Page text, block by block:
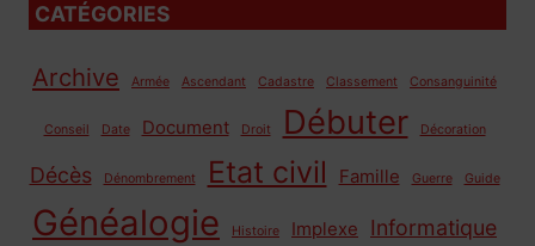
CATÉGORIES
Archive Armée Ascendant Cadastre Classement Consanguinité
Conseil Date Document Droit Débuter Décoration
Décès Dénombrement Etat civil Famille Guerre Guide
Généalogie Histoire Implexe Informatique